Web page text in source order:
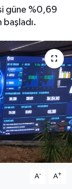
güne %0,69
A- A+